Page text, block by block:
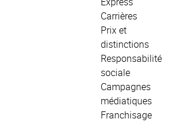
Carrières
Prix et
distinctions
Responsabilité
sociale
Campagnes
médiatiques
Franchisage